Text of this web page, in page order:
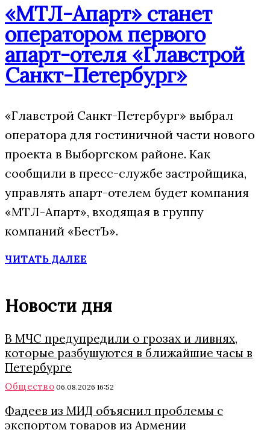
«МТЛ-Апарт» станет
оператором первого
апарт-отеля «Главстрой
Санкт-Петербург»
«Главстрой Санкт-Петербург» выбрал
оператора для гостиничной части нового
проекта в Выборгском районе. Как
сообщили в пресс-службе застройщика,
управлять апарт-отелем будет компания
«МТЛ-Апарт», входящая в группу
компаний «БестЪ».
ЧИТАТЬ ДАЛЕЕ
Новости дня
В МЧС предупредили о грозах и ливнях,
которые разбушуются в ближайшие часы в
Петербурге
Общество 06.08.2026 16:52
Фадеев из МИД объяснил проблемы с
экспортом товаров из Армении